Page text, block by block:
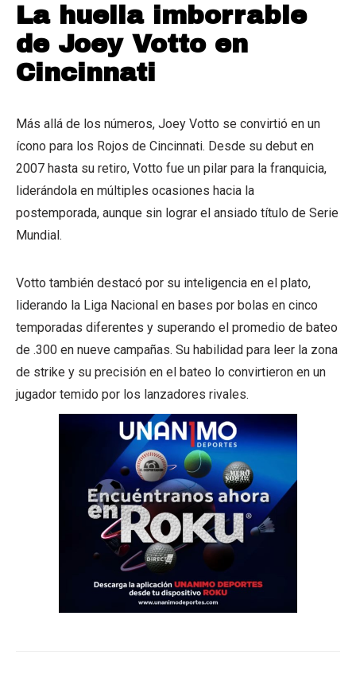
La huella imborrable
de Joey Votto en
Cincinnati
Más allá de los números, Joey Votto se convirtió en un
ícono para los Rojos de Cincinnati. Desde su debut en
2007 hasta su retiro, Votto fue un pilar para la franquicia,
liderándola en múltiples ocasiones hacia la
postemporada, aunque sin lograr el ansiado título de Serie
Mundial.
Votto también destacó por su inteligencia en el plato,
liderando la Liga Nacional en bases por bolas en cinco
temporadas diferentes y superando el promedio de bateo
de .300 en nueve campañas. Su habilidad para leer la zona
de strike y su precisión en el bateo lo convirtieron en un
jugador temido por los lanzadores rivales.